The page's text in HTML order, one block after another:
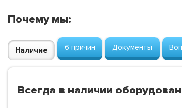
Почему мы:
Наличие 6 причин Документы
Всегда в наличии